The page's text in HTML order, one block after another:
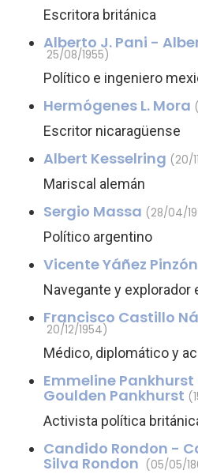
Escritora británica
Alberto J. Pani -
25/08/1955)
Político e ingeniero
Hermógenes L. Mora
Escritor nicaragüense
Albert Kesselring (20/
Mariscal alemán
Sergio Massa (28/04/
Político argentino
Vicente Yáñez Pinzón
Navegante y explorador
Francisco Castillo
20/12/1954)
Médico, diplomático y
Emmeline
Goulden Pankhurst
Activista política
Candido Rondon -
Silva Rondon (05/05/